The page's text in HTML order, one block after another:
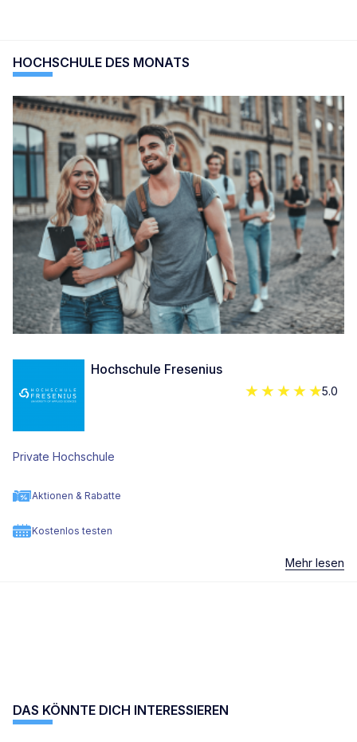
HOCHSCHULE DES MONATS
Hochschule Fresenius
5.0
Private Hochschule
Aktionen & Rabatte
Kostenlos testen
Mehr lesen
DAS KÖNNTE DICH INTERESSIEREN